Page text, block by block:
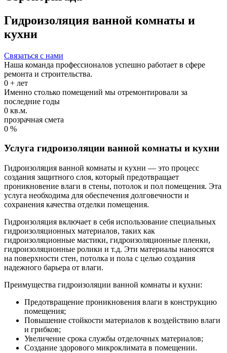
Гидроизоляция ванной комнаты и
кухни
Связаться с нами
Наша команда профессионалов успешно работает в сфере
ремонта и строительства.
0 + лет
Именно столько помещений мы отремонтировали за
последние годы
0 кв.м.
прозрачная смета
0 %
Услуга гидроизоляции ванной комнаты и кухни
Гидроизоляция ванной комнаты и кухни — это процесс
создания защитного слоя, который предотвращает
проникновение влаги в стены, потолок и пол помещения. Эта
услуга необходима для обеспечения долговечности и
сохранения качества отделки помещения.
Гидроизоляция включает в себя использование специальных
гидроизоляционных материалов, таких как
гидроизоляционные мастики, гидроизоляционные пленки,
гидроизоляционные ролики и т.д. Эти материалы наносятся
на поверхности стен, потолка и пола с целью создания
надежного барьера от влаги.
Преимущества гидроизоляции ванной комнаты и кухни:
Предотвращение проникновения влаги в конструкцию
помещения;
Повышение стойкости материалов к воздействию влаги
и грибков;
Увеличение срока службы отделочных материалов;
Создание здорового микроклимата в помещении.